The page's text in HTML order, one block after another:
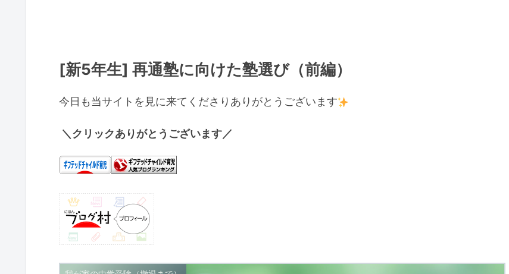
[新5年生] 再通塾に向けた塾選び（前編）
今日も当サイトを見に来てくださりありがとうございます
＼クリックありがとうございます／